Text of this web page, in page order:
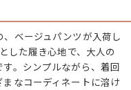
M L XL
M L XL
ベージュパンツが入荷し
した履き心地で、大人の
。シンプルながら、着回
なコーディネートに溶け